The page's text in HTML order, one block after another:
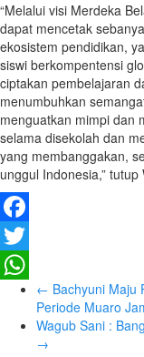
“Melalui visi Merdeka
dapat mencetak
ekosistem pendidikan,
siswi berkompentensi
ciptakan pembelajaran
menumbuhkan
menguatkan mimpi dan
selama disekolah dan
yang membanggakan,
unggul Indonesia,” tutup
Facebook
Twitter
WhatsApp
← Bachyuni Maju
Periode Muaro
Wagub Sani :
→